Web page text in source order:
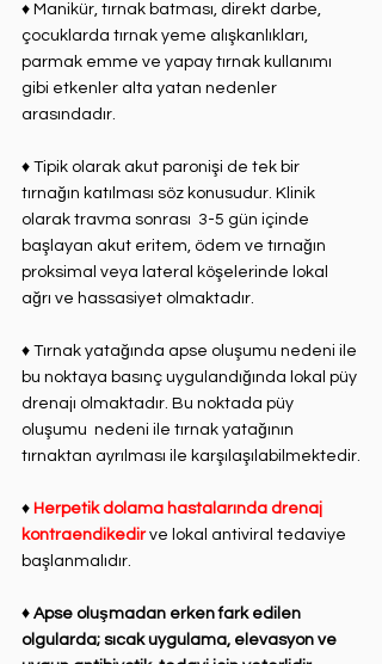
♦ Manikür, tırnak batması, direkt darbe,
çocuklarda tırnak ⁣yeme alışkanlıkları,
parmak emme ve yapay tırnak kullanımı
gibi etkenler alta yatan nedenler
arasındadır.⁣
♦ Tipik olarak akut paronişi de tek bir
tırnağın katılması söz konusudur. Klinik
olarak travma sonrası ⁣ 3-5 gün içinde
başlayan akut eritem, ödem ve tırnağın⁣
proksimal veya lateral köşelerinde lokal
ağrı ve hassasiyet olmaktadır.⁣
♦ Tırnak yatağında apse oluşumu ⁣nedeni ile
bu noktaya basınç uygulandığında lokal ⁣püy
drenajı olmaktadır. Bu noktada püy
oluşumu ⁣ nedeni ile tırnak yatağının
tırnaktan ayrılması ile karşılaşılabilmektedir.⁣
♦ Herpetik dolama hastalarında ⁣drenaj
kontraendikedir ve lokal antiviral tedaviye
başlanmalıdır.⁣
♦ Apse oluşmadan erken fark edilen
olgularda; sıcak uygulama, elevasyon ve